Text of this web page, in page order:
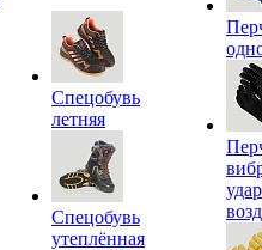
Спецобувь
летняя
Спецобувь
утеплённая